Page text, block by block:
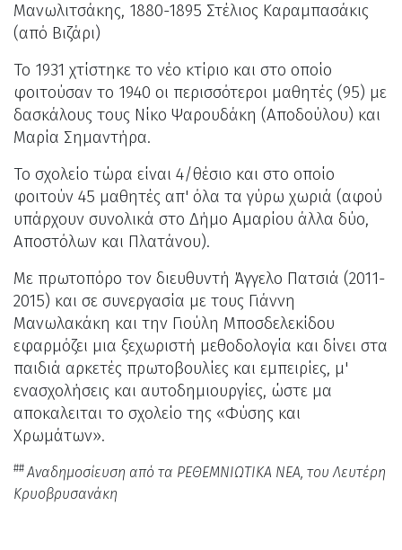
Μανωλιτσάκης, 1880-1895 Στέλιος Καραμπασάκις
(από Βιζάρι)
Το 1931 χτίστηκε το νέο κτίριο και στο οποίο
φοιτούσαν το 1940 οι περισσότεροι μαθητές (95) με
δασκάλους τους Νίκο Ψαρουδάκη (Αποδούλου) και
Μαρία Σημαντήρα.
Το σχολείο τώρα είναι 4/θέσιο και στο οποίο
φοιτούν 45 μαθητές απ' όλα τα γύρω χωριά (αφού
υπάρχουν συνολικά στο Δήμο Αμαρίου άλλα δύο,
Αποστόλων και Πλατάνου).
Με πρωτοπόρο τον διευθυντή Άγγελο Πατσιά (2011-
2015) και σε συνεργασία με τους Γιάννη
Μανωλακάκη και την Γιούλη Μποσδελεκίδου
εφαρμόζει μια ξεχωριστή μεθοδολογία και δίνει στα
παιδιά αρκετές πρωτοβουλίες και εμπειρίες, μ'
ενασχολήσεις και αυτοδημιουργίες, ώστε μα
αποκαλειται το σχολείο της «Φύσης και
Χρωμάτων».
## Αναδημοσίευση από τα ΡΕΘΕΜΝΙΩΤΙΚΑ ΝΕΑ, του Λευτέρη
Κρυοβρυσανάκη